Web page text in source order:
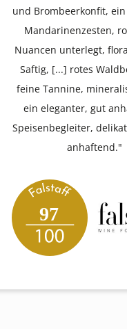
und Brombeerkonfit, ein
Mandarinenzesten,
Nuancen unterlegt, floraler
Saftig, [...] rotes
feine Tannine,
ein eleganter, gut
Speisenbegleiter, delikat
anhaftend."
97